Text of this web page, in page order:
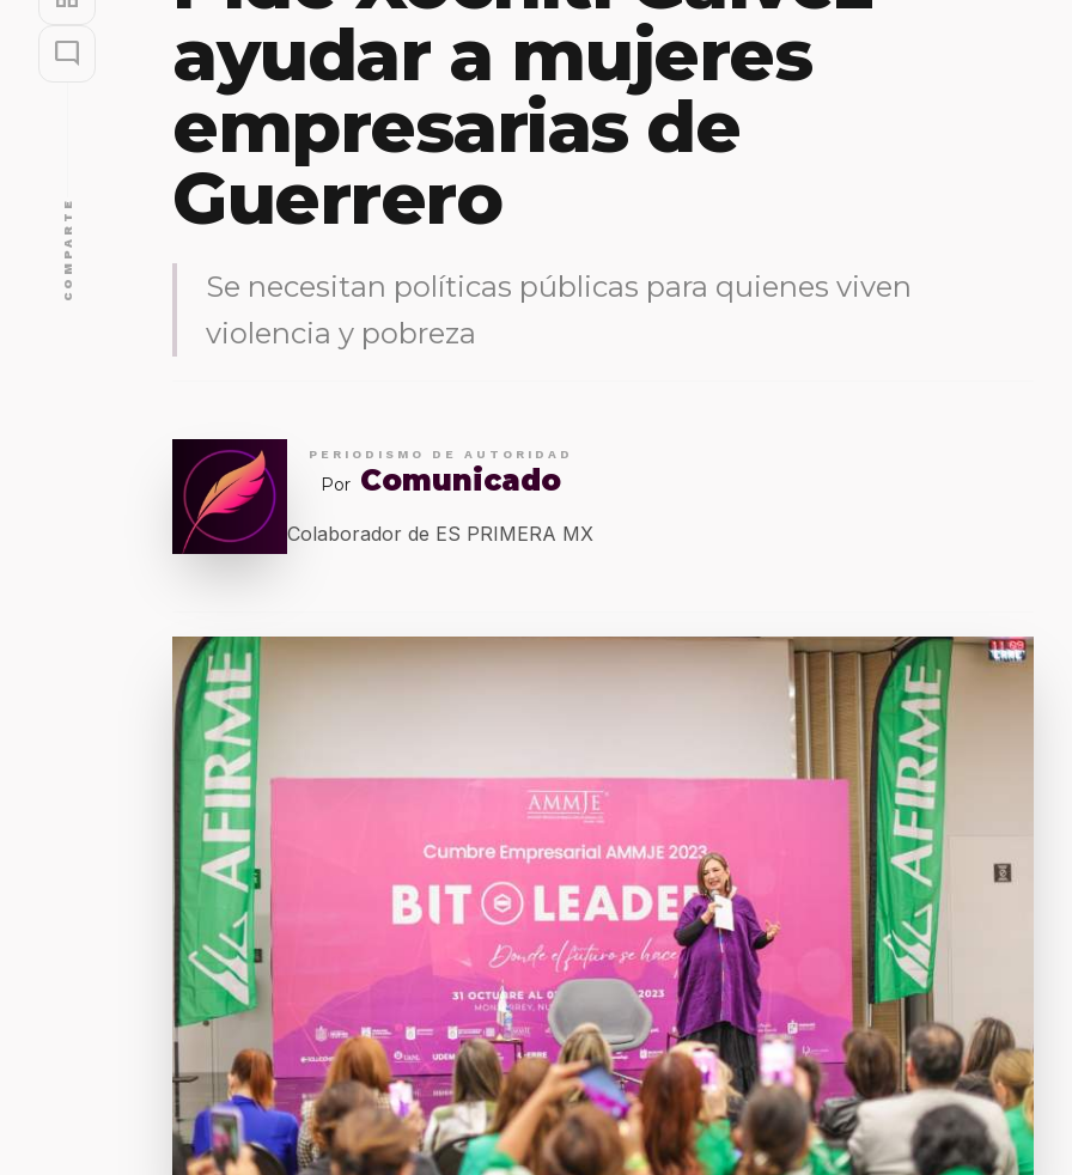
mode_comment
COMPARTE
ayudar a mujeres
empresarias de
Guerrero
Se necesitan políticas públicas para quienes viven
violencia y pobreza
PERIODISMO DE AUTORIDAD
Por Comunicado
Colaborador de ES PRIMERA MX